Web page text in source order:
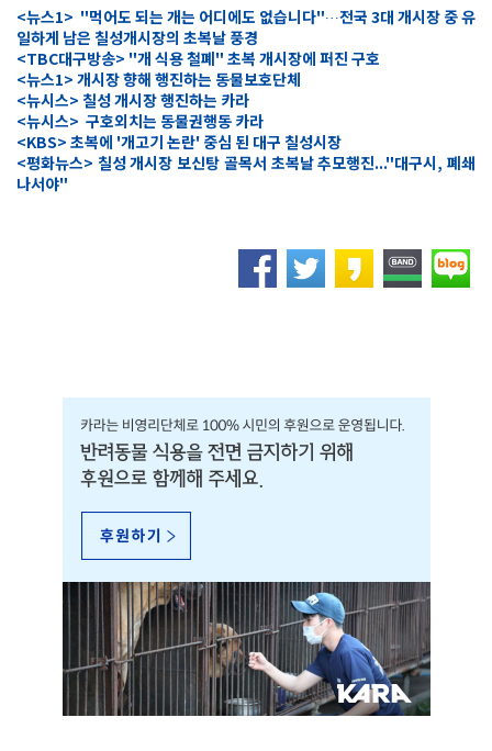
<뉴스1> "먹어도 되는 개는 어디에도 없습니다"…전국 3대 개시장 중 유
일하게 남은 칠성개시장의 초복날 풍경
<TBC대구방송> "개 식용 철폐" 초복 개시장에 퍼진 구호
<뉴스1> 개시장 향해 행진하는 동물보호단체
<뉴시스> 칠성 개시장 행진하는 카라
<뉴시스> 구호외치는 동물권행동 카라
<KBS> 초복에 '개고기 논란' 중심 된 대구 칠성시장
<평화뉴스> 칠성 개시장 보신탕 골목서 초복날 추모행진..."대구시, 폐쇄
나서야"